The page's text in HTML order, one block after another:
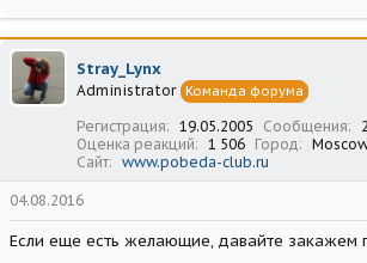
Stray_Lynx
Administrator Команда форума
Регистрация 19.05.2005 Сообщения
Оценка реакций
1 506 Город
Сайт
www.pobeda-club.ru
04.08.2016
Если еще есть желающие, давайте закажем